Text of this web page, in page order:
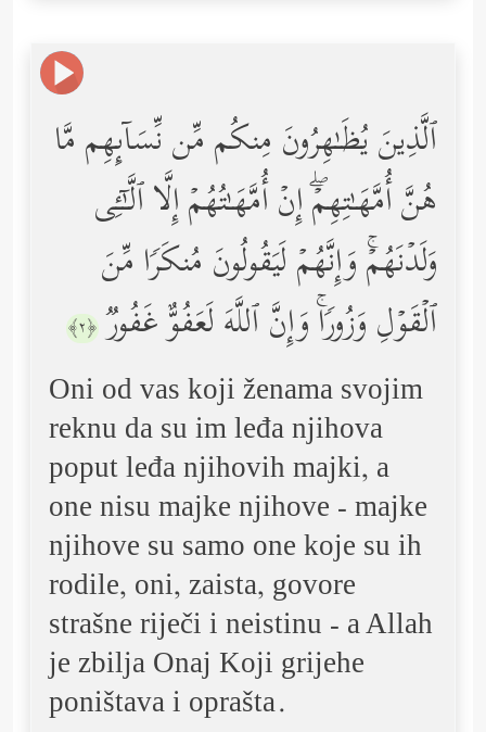
ٱلَّذِینَ یُظَـٰهِرُونَ مِنكُم مِّن نِّسَاۤىِٕهِم مَّا
هُنَّ أُمَّهَـٰتِهِمۡۖ إِنۡ أُمَّهَـٰتُهُمۡ إِلَّا ٱلَّـٰۤـِٔی
وَلَدۡنَهُمۡۚ وَإِنَّهُمۡ لَیَقُولُونَ مُنكَرࣰا مِّنَ
ٱلۡقَوۡلِ وَزُورࣰاۚ وَإِنَّ ٱللَّهَ لَعَفُوٌّ غَفُورࣱ ﴿٢﴾
Oni od vas koji ženama svojim
reknu da su im leđa njihova
poput leđa njihovih majki, a
one nisu majke njihove - majke
njihove su samo one koje su ih
rodile, oni, zaista, govore
strašne riječi i neistinu - a Allah
je zbilja Onaj Koji grijehe
poništava i oprašta.